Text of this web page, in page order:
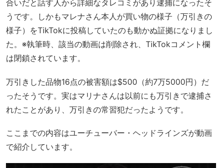
合いだと話す人から詳細なタレコミがあり逮捕になったそ
うです。しかもマレナさん本人が買い物の様子（万引きの
様子）をTikTokに投稿していたのも動かぬ証拠になりまし
た。※執筆時、該当の動画は削除され、TikTokコメント欄
は閉鎖されています。
万引きした品物16点の被害額は$500（約7万5000円）だ
ったそうです。実はマリナさんは以前にも万引きで逮捕さ
れたことがあり、万引きの常習犯だったようです。
ここまでの内容はユーチューバー・ヘッドラインズが動画
で紹介しています。